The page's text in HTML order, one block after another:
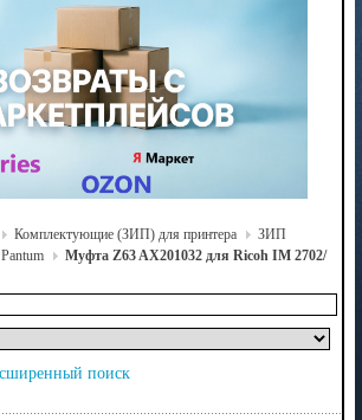
Комплектующие (ЗИП) для принтера
ЗИП
Муфта Z63 AX201032 для Ricoh IM 2702/
поиск